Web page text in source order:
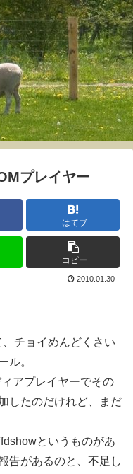
プレイヤー
はてブ
コピー
2010.01.30
チョイめんどくさい
ル。
アプレイヤーでその
したのだけれど、まだ
というものがあ
告があるのと、不足し